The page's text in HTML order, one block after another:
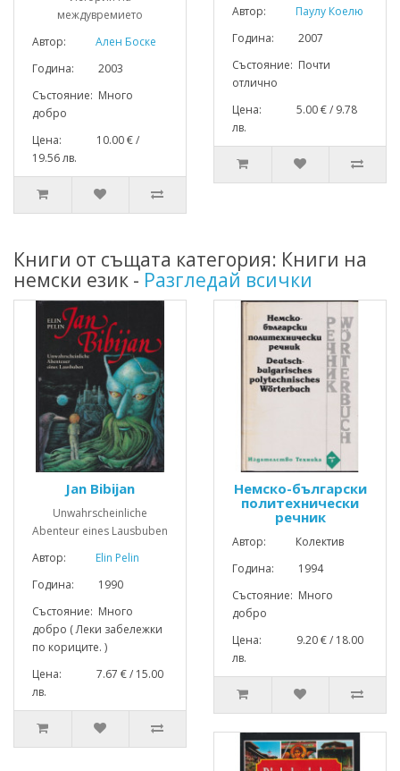
междувремието
Автор:
Ален Боске
Година: 2003
Състояние: Много
добро
Цена: 10.00 € /
19.56 лв.
Автор:
Паулу Коелю
Година: 2007
Състояние: Почти
отлично
Цена: 5.00 € / 9.78
лв.
Книги от същата категория: Книги на
немски език - Разгледай всички
Jan Bibijan
Unwahrscheinliche
Abenteur eines Lausbuben
Автор:
Elin Pelin
Година: 1990
Състояние: Много
добро ( Леки забележки
по кориците. )
Цена: 7.67 € / 15.00
лв.
Немско-български
политехнически
речник
Автор: Колектив
Година: 1994
Състояние: Много
добро
Цена: 9.20 € / 18.00
лв.